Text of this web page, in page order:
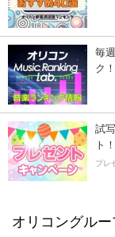
毎
ク！
試
ト！
プレ
オリコングルー